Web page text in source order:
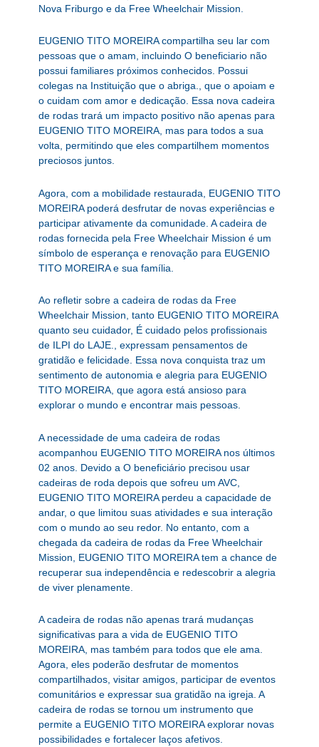
Nova Friburgo e da Free Wheelchair Mission.
EUGENIO TITO MOREIRA compartilha seu lar com
pessoas que o amam, incluindo O beneficiario não
possui familiares próximos conhecidos. Possui
colegas na Instituição que o abriga., que o apoiam e
o cuidam com amor e dedicação. Essa nova cadeira
de rodas trará um impacto positivo não apenas para
EUGENIO TITO MOREIRA, mas para todos a sua
volta, permitindo que eles compartilhem momentos
preciosos juntos.
Agora, com a mobilidade restaurada, EUGENIO TITO
MOREIRA poderá desfrutar de novas experiências e
participar ativamente da comunidade. A cadeira de
rodas fornecida pela Free Wheelchair Mission é um
símbolo de esperança e renovação para EUGENIO
TITO MOREIRA e sua família.
Ao refletir sobre a cadeira de rodas da Free
Wheelchair Mission, tanto EUGENIO TITO MOREIRA
quanto seu cuidador, É cuidado pelos profissionais
de ILPI do LAJE., expressam pensamentos de
gratidão e felicidade. Essa nova conquista traz um
sentimento de autonomia e alegria para EUGENIO
TITO MOREIRA, que agora está ansioso para
explorar o mundo e encontrar mais pessoas.
A necessidade de uma cadeira de rodas
acompanhou EUGENIO TITO MOREIRA nos últimos
02 anos. Devido a O beneficiário precisou usar
cadeiras de roda depois que sofreu um AVC,
EUGENIO TITO MOREIRA perdeu a capacidade de
andar, o que limitou suas atividades e sua interação
com o mundo ao seu redor. No entanto, com a
chegada da cadeira de rodas da Free Wheelchair
Mission, EUGENIO TITO MOREIRA tem a chance de
recuperar sua independência e redescobrir a alegria
de viver plenamente.
A cadeira de rodas não apenas trará mudanças
significativas para a vida de EUGENIO TITO
MOREIRA, mas também para todos que ele ama.
Agora, eles poderão desfrutar de momentos
compartilhados, visitar amigos, participar de eventos
comunitários e expressar sua gratidão na igreja. A
cadeira de rodas se tornou um instrumento que
permite a EUGENIO TITO MOREIRA explorar novas
possibilidades e fortalecer laços afetivos.